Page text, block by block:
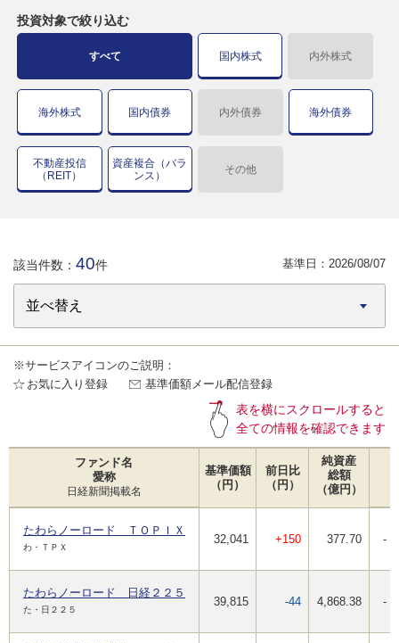
投資対象で絞り込む
すべて 国内株式 内外株式
海外株式 国内債券 内外債券 海外債券
不動産投信
（REIT）
資産複合（バラ
ンス）
その他
該当件数： 40件 基準日： 2026/08/07
※サービスアイコンのご説明：
お気に入り登録
基準価額メール配信登録
表を横にスクロールすると
全ての情報を確認できます
ファンド名
愛称
日経新聞掲載名
基準価額
（円）
前日比
（円）
純資産
総額
（億円）
たわらノーロード ＴＯＰＩＸ
わ・ＴＰＸ
32,041 +150 377.70 -
たわらノーロード 日経２２５
た・日２２５
39,815 -44 4,868.38 -